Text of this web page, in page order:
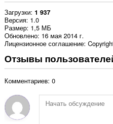
Загрузки 1 937
Версия 1.0
Размер 1,5 МБ
Обновлено 16 мая 2014 г.
Лицензионное соглашение
Отзывы
Комментариев: 0